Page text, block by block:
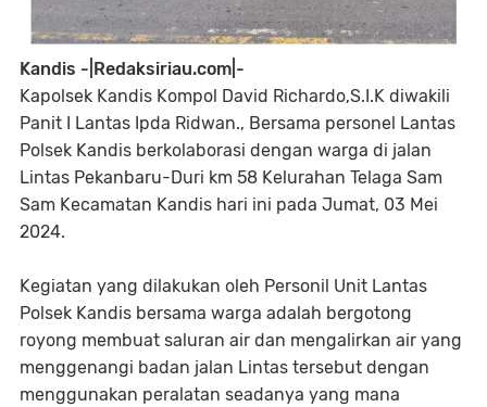
Kandis -|Redaksiriau.com|-
Kapolsek Kandis Kompol David Richardo,S.I.K diwakili
Panit I Lantas Ipda Ridwan., Bersama personel Lantas
Polsek Kandis berkolaborasi dengan warga di jalan
Lintas Pekanbaru-Duri km 58 Kelurahan Telaga Sam
Sam Kecamatan Kandis hari ini pada Jumat, 03 Mei
2024.
Kegiatan yang dilakukan oleh Personil Unit Lantas
Polsek Kandis bersama warga adalah bergotong
royong membuat saluran air dan mengalirkan air yang
menggenangi badan jalan Lintas tersebut dengan
menggunakan peralatan seadanya yang mana